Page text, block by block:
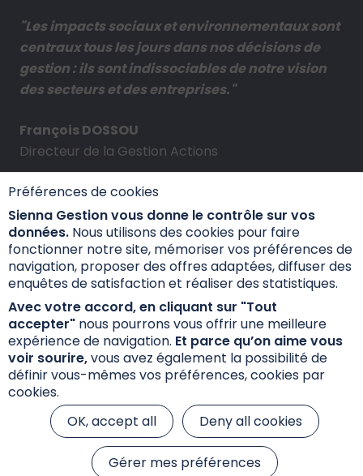
Préférences de cookies
Sienna Gestion vous donne le contrôle sur vos
données. Nous utilisons des cookies pour faire
fonctionner notre site, mémoriser vos préférences de
navigation, proposer des offres adaptées, diffuser des
enquêtes de satisfaction et réaliser des statistiques.
Avec votre accord, en cliquant sur "Tout
accepter" nous pourrons vous offrir une meilleure
expérience de navigation. Et parce qu’on aime vous
voir sourire,vous avez également la possibilité de
définir vous-mêmes vos préférences, cookies par
cookies.
OK, accept all
Deny all cookies
Gérer mes préférences
"Les impacts sociaux et environnementaux sont
centraux tous les jours dans nos décisions de
gestion : ils sont indissociables de notre vision
des secteurs et des entreprises."
François DOSSOU
Directeur de la Gestion Actions
Dernières actualités
Le Climat, un enjeu de taille
La thématique Climat est au cœur de nos
préoccupations, nous proposons une expertise
dédiée.
Lire l'article